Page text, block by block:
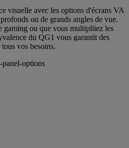
visuelle avec les options d'écrans VA
ou de grands angles de vue.
gaming ou que vous multipliiez les
du QG1 vous garantit des
vos besoins.